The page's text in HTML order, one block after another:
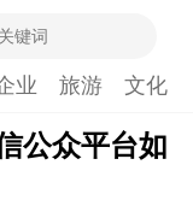
业 旅游 文化
公众平台如